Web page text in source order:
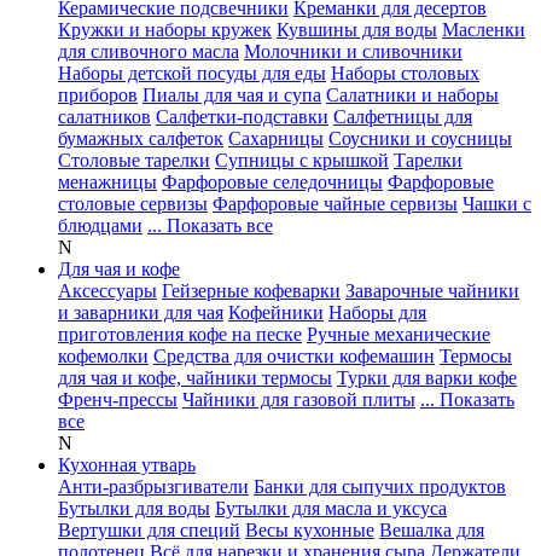
Керамические подсвечники Креманки для десертов
Кружки и наборы кружек Кувшины для воды Масленки
для сливочного масла Молочники и сливочники
Наборы детской посуды для еды Наборы столовых
приборов Пиалы для чая и супа Салатники и наборы
салатников Салфетки-подставки Салфетницы для
бумажных салфеток Сахарницы Соусники и соусницы
Столовые тарелки Супницы с крышкой Тарелки
менажницы Фарфоровые селедочницы Фарфоровые
столовые сервизы Фарфоровые чайные сервизы Чашки с
блюдцами ... Показать все
N
Для чая и кофе
Аксессуары Гейзерные кофеварки Заварочные чайники
и заварники для чая Кофейники Наборы для
приготовления кофе на песке Ручные механические
кофемолки Средства для очистки кофемашин Термосы
для чая и кофе, чайники термосы Турки для варки кофе
Френч-прессы Чайники для газовой плиты ... Показать
все
N
Кухонная утварь
Анти-разбрызгиватели Банки для сыпучих продуктов
Бутылки для воды Бутылки для масла и уксуса
Вертушки для специй Весы кухонные Вешалка для
полотенец Всё для нарезки и хранения сыра Держатели